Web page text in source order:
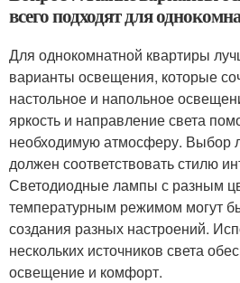
всего подходят для
Для однокомнатной квартиры
варианты освещения, которые
настольное и напольное
яркость и направление света
необходимую атмосферу. Выбор
должен соответствовать стилю
Светодиодные лампы с разным
температурным режимом могут
создания разных настроений.
нескольких источников света
освещение и комфорт.